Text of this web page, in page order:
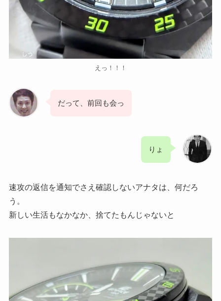
えっ！！！
だって、前回も会っ
りょ
速攻の返信を通知でさえ確認しないアナタは、何だろ
う。
新しい生活もなかなか、捨てたもんじゃないと